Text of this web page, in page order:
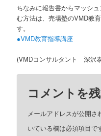
ちなみに報告書からマッシ
む方法は、売場塾のVMD教
す。
●VMD教育指導講座
(VMDコンサルタント 深沢
コメントを
メールアドレスが公開さ
いている欄は必須項目で